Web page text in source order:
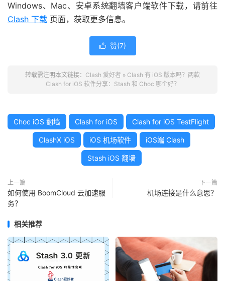
Windows、Mac、安卓系统翻墙客户端软件下载，请前往
Clash 下载 页面，获取更多信息。
 赞(7)
转载需注明本文链接： Clash 爱好者 » Clash 有 iOS 版本吗？两款
Clash for iOS 软件分享：Stash 和 Choc 哪个好？
Choc iOS 翻墙 Clash for iOS Clash for iOS TestFlight
ClashX iOS iOS 机场软件 iOS端 Clash
Stash iOS 翻墙
上一篇
如何使用 BoomCloud 云加速服
务？
下一篇
机场连接是什么意思？
相关推荐